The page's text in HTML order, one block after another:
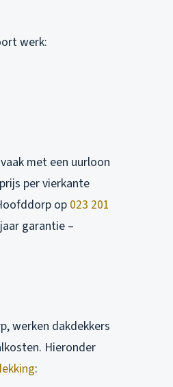
werk:
met een uurloon
per vierkante
op023 201
garantie –
werken dakdekkers
Hieronder
: